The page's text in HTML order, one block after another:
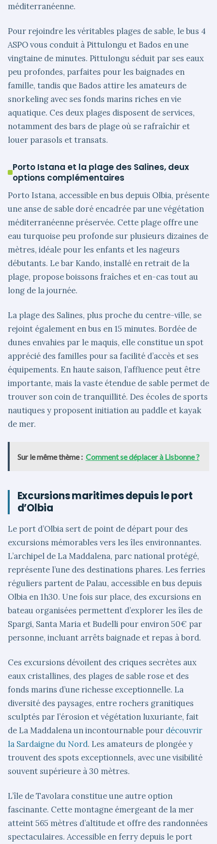
méditerranéenne.
Pour rejoindre les véritables plages de sable, le bus 4
ASPO vous conduit à Pittulongu et Bados en une
vingtaine de minutes. Pittulongu séduit par ses eaux
peu profondes, parfaites pour les baignades en
famille, tandis que Bados attire les amateurs de
snorkeling avec ses fonds marins riches en vie
aquatique. Ces deux plages disposent de services,
notamment des bars de plage où se rafraîchir et
louer parasols et transats.
Porto Istana et la plage des Salines, deux
options complémentaires
Porto Istana, accessible en bus depuis Olbia, présente
une anse de sable doré encadrée par une végétation
méditerranéenne préservée. Cette plage offre une
eau turquoise peu profonde sur plusieurs dizaines de
mètres, idéale pour les enfants et les nageurs
débutants. Le bar Kando, installé en retrait de la
plage, propose boissons fraîches et en-cas tout au
long de la journée.
La plage des Salines, plus proche du centre-ville, se
rejoint également en bus en 15 minutes. Bordée de
dunes envahies par le maquis, elle constitue un spot
apprécié des familles pour sa facilité d’accès et ses
équipements. En haute saison, l’affluence peut être
importante, mais la vaste étendue de sable permet de
trouver son coin de tranquillité. Des écoles de sports
nautiques y proposent initiation au paddle et kayak
de mer.
Sur le même thème : Comment se déplacer à Lisbonne ?
Excursions maritimes depuis le port
d’Olbia
Le port d’Olbia sert de point de départ pour des
excursions mémorables vers les îles environnantes.
L’archipel de La Maddalena, parc national protégé,
représente l’une des destinations phares. Les ferries
réguliers partent de Palau, accessible en bus depuis
Olbia en 1h30. Une fois sur place, des excursions en
bateau organisées permettent d’explorer les îles de
Spargi, Santa Maria et Budelli pour environ 50€ par
personne, incluant arrêts baignade et repas à bord.
Ces excursions dévoilent des criques secrètes aux
eaux cristallines, des plages de sable rose et des
fonds marins d’une richesse exceptionnelle. La
diversité des paysages, entre rochers granitiques
sculptés par l’érosion et végétation luxuriante, fait
de La Maddalena un incontournable pour découvrir
la Sardaigne du Nord. Les amateurs de plongée y
trouvent des spots exceptionnels, avec une visibilité
souvent supérieure à 30 mètres.
L’île de Tavolara constitue une autre option
fascinante. Cette montagne émergeant de la mer
atteint 565 mètres d’altitude et offre des randonnées
spectaculaires. Accessible en ferry depuis le port